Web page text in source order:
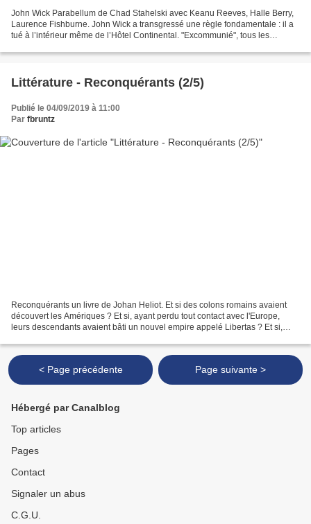
John Wick Parabellum de Chad Stahelski avec Keanu Reeves, Halle Berry,
Laurence Fishburne. John Wick a transgressé une règle fondamentale : il a
tué à l’intérieur même de l’Hôtel Continental. "Excommunié", tous les
Littérature - Reconquérants (2/5)
Publié le 04/09/2019 à 11:00
Par fbruntz
Reconquérants un livre de Johan Heliot. Et si des colons romains avaient
découvert les Amériques ? Et si, ayant perdu tout contact avec l'Europe,
leurs descendants avaient bâti un nouvel empire appelé Libertas ? Et si,
< Page précédente Page suivante >
Hébergé par Canalblog
Top articles
Pages
Contact
Signaler un abus
C.G.U.